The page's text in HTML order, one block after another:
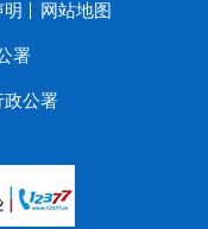
明 网站地图
署
政公署